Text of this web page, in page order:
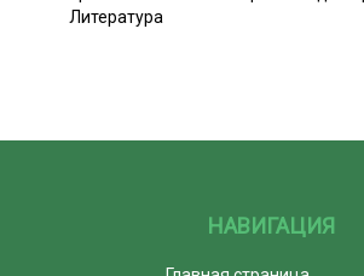
Литература
НАВИГАЦИЯ